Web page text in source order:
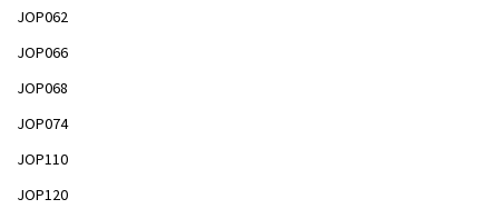
JOP062
JOP066
JOP068
JOP074
JOP110
JOP120